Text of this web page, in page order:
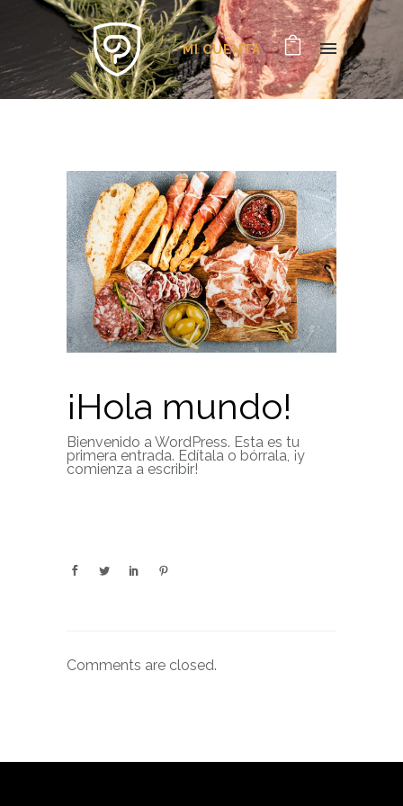
MI CUENTA
¡Hola mundo!
Bienvenido a WordPress. Esta es tu
primera entrada. Edítala o bórrala, ¡y
comienza a escribir!
Comments are closed.